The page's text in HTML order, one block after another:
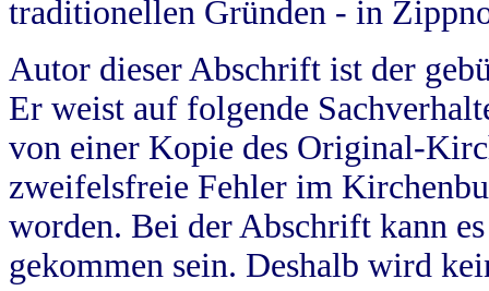
traditionellen Gründen - in
Autor dieser Abschrift ist der
Er weist auf folgende
von einer Kopie des Original-
zweifelsfreie Fehler im
worden. Bei der Abschrift kann
gekommen sein. Deshalb wird